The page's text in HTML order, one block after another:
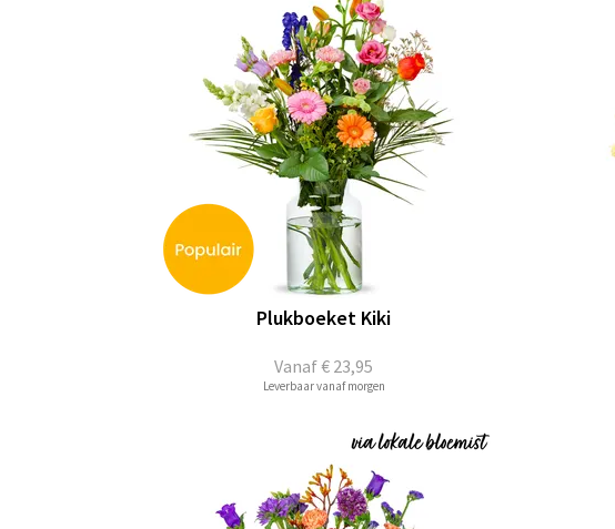
Vanaf€ 23,95
Plukboeket Kiki
Leverbaar vanaf morgen